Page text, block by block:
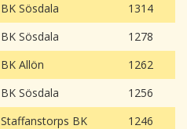
BK Sösdala
1314
BK Sösdala
1278
BK Allön
1262
BK Sösdala
1256
Staffanstorps BK
1246